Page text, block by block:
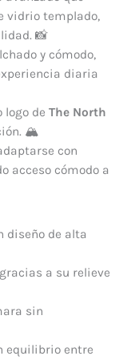
vidrio templado,
📸
y cómodo,
diaria
logo de The North
🏔️
con
acceso cómodo a
diseño de alta
a su relieve
sin
equilibrio entre